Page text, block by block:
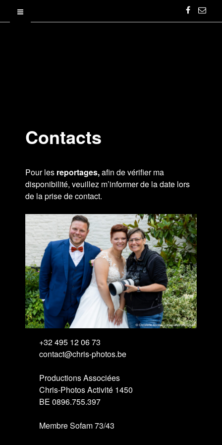
Contacts
Pour les reportages,afin de vérifier ma
disponibilité, veuillez m’informer de la date lors
de la prise de contact.
+32 495 12 06 73
contact@chris-photos.be
Productions Associées
Chris-Photos Activité 1450
BE 0896.755.397
Membre Sofam 73/43